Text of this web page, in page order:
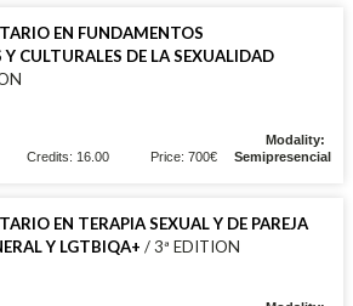
EN FUNDAMENTOS
CULTURALES DE LA SEXUALIDAD
Credits: 16.00 Price: 700€
Modality:
Semipresencial
EN TERAPIA SEXUAL Y DE PAREJA
Y LGTBIQA+ / 3ª EDITION